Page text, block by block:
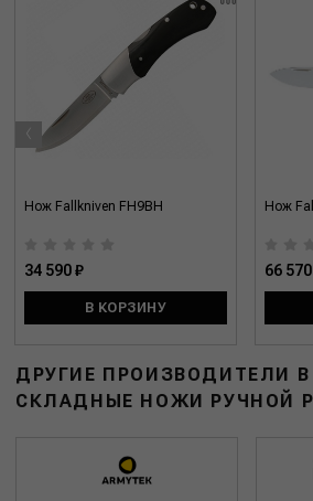
Нож Fallkniven FH9BH
34 590 ₽
В КОРЗИНУ
Нож
66
‹
ДРУГИЕ ПРОИЗВОДИТЕЛИ В
СКЛАДНЫЕ НОЖИ РУЧНОЙ